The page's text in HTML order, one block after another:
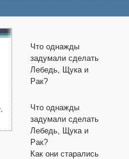
Что однажды
задумали сделать
Лебедь, Щука и
Рак?
Что однажды
задумали сделать
Лебедь, Щука и
Рак?
Как они старались